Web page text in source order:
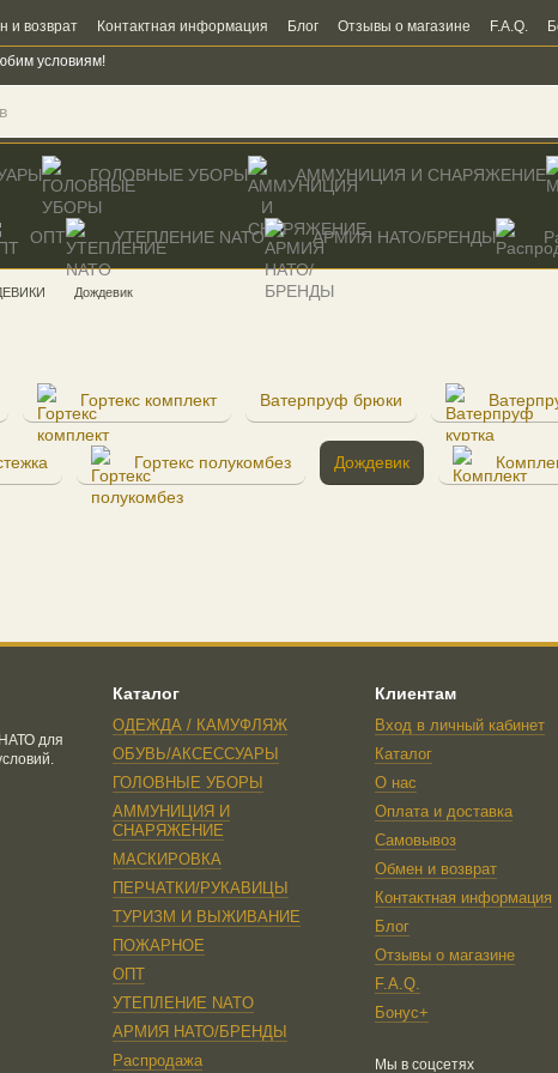
и возврат Контактная информация Блог Отзывы о магазине F.A.Q.
условиям!
ГОЛОВНЫЕ УБОРЫ АММУНИЦИЯ И СНАРЯЖЕНИЕ
ОПТ УТЕПЛЕНИЕ NATO AРМИЯ НАТО/БРЕНДЫ
Дождевик
Гортекс комплект Ватерпруф брюки
Гортекс полукомбез Дождевик
для
Каталог
ОДЕЖДА / КАМУФЛЯЖ
ОБУВЬ/АКСЕССУАРЫ
ГОЛОВНЫЕ УБОРЫ
АММУНИЦИЯ И
СНАРЯЖЕНИЕ
МАСКИРОВКА
ПЕРЧАТКИ/РУКАВИЦЫ
ТУРИЗМ И ВЫЖИВАНИЕ
ПОЖАРНОЕ
ОПТ
УТЕПЛЕНИЕ NATO
AРМИЯ НАТО/БРЕНДЫ
Распродажа
Клиентам
Вход в личный кабинет
Каталог
О нас
Оплата и доставка
Самовывоз
Обмен и возврат
Контактная информация
Блог
Отзывы о магазине
F.A.Q.
Бонус+
Мы в соцсетях